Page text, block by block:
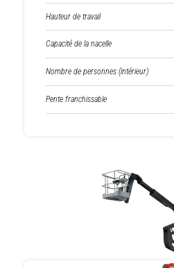
Hauteur de travail
Capacité de la nacelle
Nombre de personnes (intérieur)
Pente franchissable